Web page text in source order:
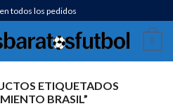
todos los pedidos
0
ETIQUETADOS
BRASIL”